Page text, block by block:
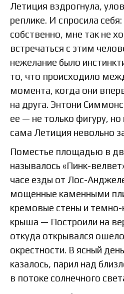
Летиция вздрогнула,
реплике. И спросила
собственно, мне так не
встречаться с этим
нежелание было
то, что происходило
момента, когда они
на друга. Энтони
ее — не только фигуру, но
сама Летиция невольно
Поместье площадью в
называлось «Пинк-
часе езды от Лос-
мощенные каменными
кремовые стены и темно-
крыша — Построили на
откуда открывался
окрестности. В ясный
казалось, парил над
в потоке солнечного